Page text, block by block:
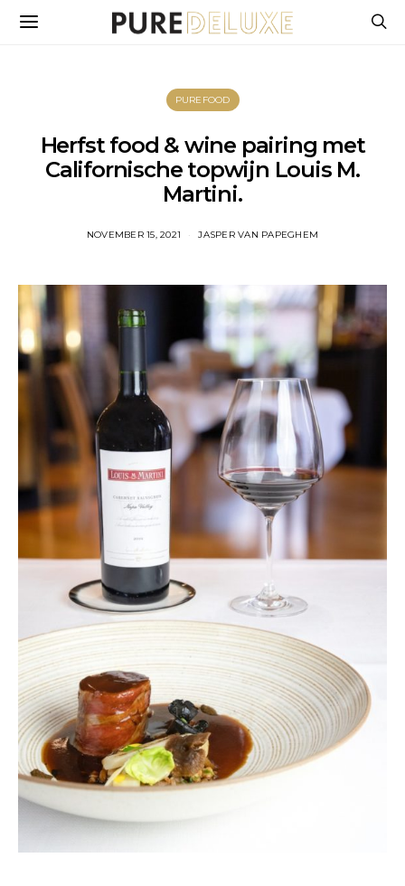
PUREFOOD
Herfst food & wine pairing met
Californische topwijn Louis M.
Martini.
NOVEMBER 15, 2021 JASPER VAN PAPEGHEM